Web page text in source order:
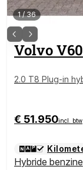
1/36
VolvoV60
2.0 T8 Plug-in
khaak |
€ 51.950incl. btw
Hybride benzine